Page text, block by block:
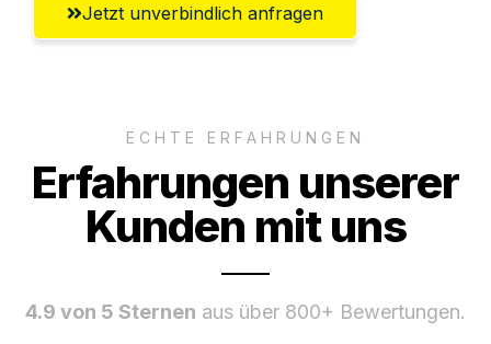
Jetzt unverbindlich anfragen
ECHTE ERFAHRUNGEN
Erfahrungen unserer
Kunden mit uns
4.9 von 5 Sternen aus über 800+ Bewertungen.